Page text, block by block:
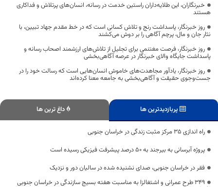
خبرنگاران، این طلایه‌داران راستین خدمت در رسانه، انسان‌های پرتلاش و فداکاری
هستند
روز خبرنگار، پاسداشت رنج و تلاش کسانی است که در خط مقدم جهاد تبیین، با
نثار جان و مال، پرچم آگاهی را بر دوش می‌کشند
روز خبرنگار، فرصت مغتنمی برای تجلیل از تلاش‌های ارزشمند اصحاب رسانه و
پاسداشت جایگاه والای خبرنگار در عرصه آگاهی‌بخشی
روز خبرنگار، یادآور مجاهدت‌های خاموش انسان‌هایی است که رسالت خود را در
جست‌وجوی حقیقت و آگاهی‌بخشی به جامعه معنا کرده‌اند
پربازدیدترین ها داغ ترین ها
راه اندازی ۳۵ مرکز مثبت زندگی در خراسان جنوبی
پروژه آبرسانی به بیرجند به ۵۰ درصد پیشرفت فیزیکی رسیده است
فقر در خراسان جنوبی، صدای نشنیده شده در سالیان دور و نزدیک
۳۴۹ طرح عمرانی و اشتغالزا به مناسبت هفته بسیج سازندگی در خراسان جنوبی